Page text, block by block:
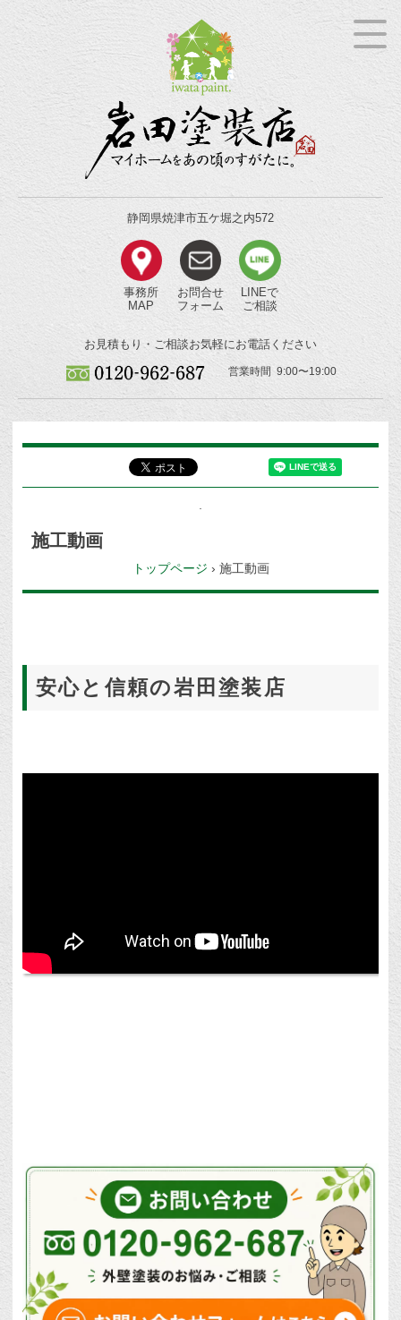
静岡県焼津市五ケ堀之内572
事務所
MAP
お問合せ
フォーム
LINEで
ご相談
お見積もり・ご相談お気軽にお電話ください
営業時間 9:00〜19:00
施工動画
トップページ › 施工動画
安心と信頼の岩田塗装店